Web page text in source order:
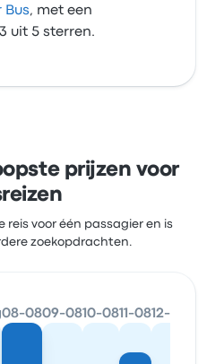
Bus, met een
uit 5 sterren.
prijzen voor
reis voor één passagier en is
zoekopdrachten.
08-0809-0810-0811-0812-08